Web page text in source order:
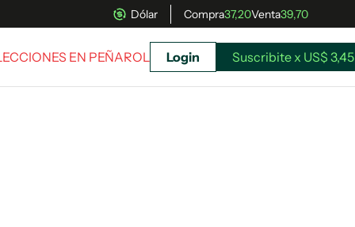
Dólar Compra37,20Venta39,70
EN PEÑAROL Login Suscribite x US$ 3,45